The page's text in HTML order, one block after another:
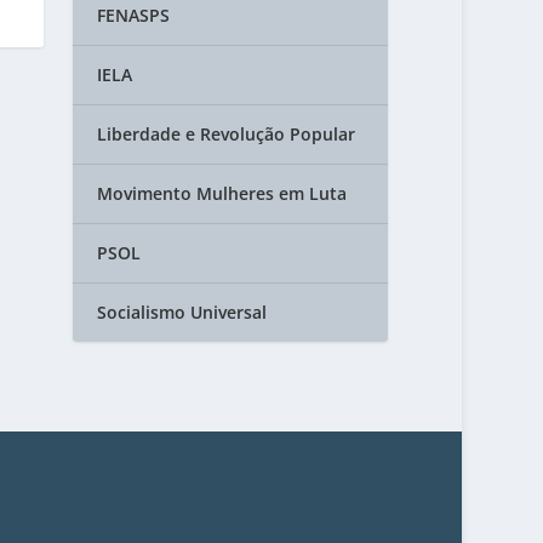
FENASPS
IELA
Liberdade e Revolução Popular
Movimento Mulheres em Luta
PSOL
Socialismo Universal